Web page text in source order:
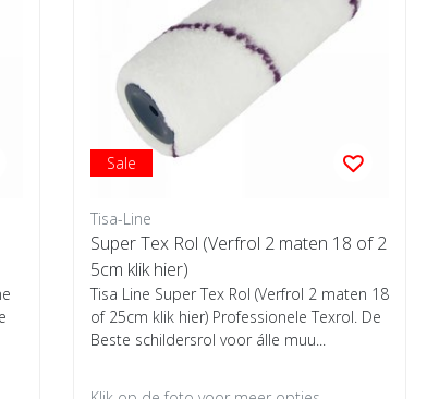
Sale
Tisa-Line
Super Tex Rol (Verfrol 2 maten 18 of 2
5cm klik hier)
Tisa Line Super Tex Rol (Verfrol 2 maten 18
of 25cm klik hier) Professionele Texrol. De
Beste schildersrol voor álle muu...